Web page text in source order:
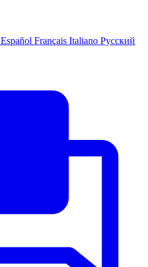
Español Français Italiano Русский